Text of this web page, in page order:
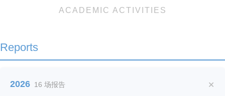
ACADEMIC ACTIVITIES
Reports
2026 16 场报告 +